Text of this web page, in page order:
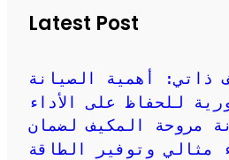
Latest Post
ذاتي: أهمية الصيانة
للحفاظ على الأداء
مروحة المكيف لضمان
مثالي وتوفير الطاقة